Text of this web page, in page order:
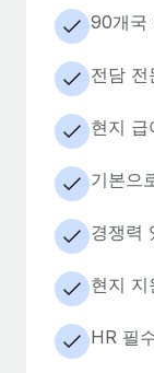
90개국
전담 전
현지 급
기본으
경쟁력
현지 지
HR 필